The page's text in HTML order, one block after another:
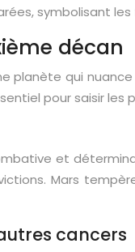
symbolisant
décan
qui
pour saisir les
et
Mars
cancers